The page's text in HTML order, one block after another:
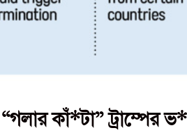
কাঁ*টা” ট্রাম্পের